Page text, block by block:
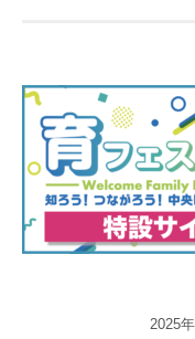
シ
ョ
ン
2025